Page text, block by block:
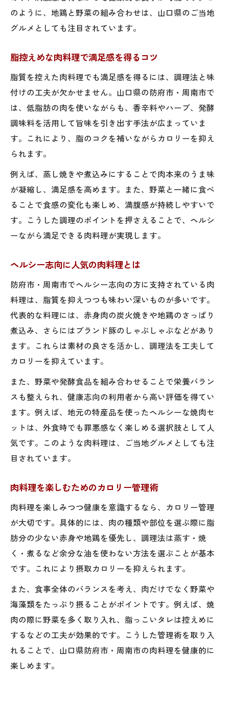
のように、地鶏と野菜の組み合わせは、山口県のご当地
グルメとしても注目されています。
脂控えめな肉料理で満足感を得るコツ
脂質を控えた肉料理でも満足感を得るには、調理法と味
付けの工夫が欠かせません。山口県の防府市・周南市で
は、低脂肪の肉を使いながらも、香辛料やハーブ、発酵
調味料を活用して旨味を引き出す手法が広まっていま
す。これにより、脂のコクを補いながらカロリーを抑え
られます。
例えば、蒸し焼きや煮込みにすることで肉本来のうま味
が凝縮し、満足感を高めます。また、野菜と一緒に食べ
ることで食感の変化も楽しめ、満腹感が持続しやすいで
す。こうした調理のポイントを押さえることで、ヘルシ
ーながら満足できる肉料理が実現します。
ヘルシー志向に人気の肉料理とは
防府市・周南市でヘルシー志向の方に支持されている肉
料理は、脂質を抑えつつも味わい深いものが多いです。
代表的な料理には、赤身肉の炭火焼きや地鶏のさっぱり
煮込み、さらにはブランド豚のしゃぶしゃぶなどがあり
ます。これらは素材の良さを活かし、調理法を工夫して
カロリーを抑えています。
また、野菜や発酵食品を組み合わせることで栄養バラン
スも整えられ、健康志向の利用者から高い評価を得てい
ます。例えば、地元の特産品を使ったヘルシーな焼肉セ
ットは、外食時でも罪悪感なく楽しめる選択肢として人
気です。このような肉料理は、ご当地グルメとしても注
目されています。
肉料理を楽しむためのカロリー管理術
肉料理を楽しみつつ健康を意識するなら、カロリー管理
が大切です。具体的には、肉の種類や部位を選ぶ際に脂
肪分の少ない赤身や地鶏を優先し、調理法は蒸す・焼
く・煮るなど余分な油を使わない方法を選ぶことが基本
です。これにより摂取カロリーを抑えられます。
また、食事全体のバランスを考え、肉だけでなく野菜や
海藻類をたっぷり摂ることがポイントです。例えば、焼
肉の際に野菜を多く取り入れ、脂っこいタレは控えめに
するなどの工夫が効果的です。こうした管理術を取り入
れることで、山口県防府市・周南市の肉料理を健康的に
楽しめます。